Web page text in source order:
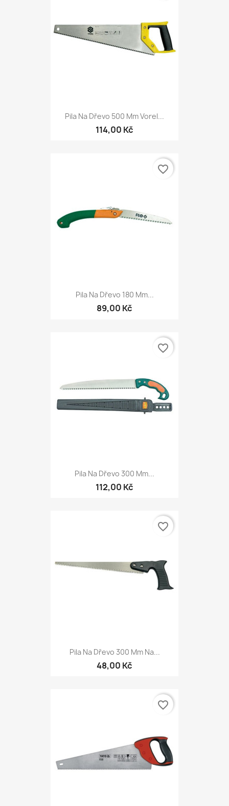
Pila Na Dřevo 500 Mm Vorel...
114,00 Kč
Pila Na Dřevo 180 Mm...
89,00 Kč
favorite_border
Pila Na Dřevo 300 Mm...
112,00 Kč
favorite_border
Pila Na Dřevo 300 Mm Na...
48,00 Kč
favorite_border
favorite_border